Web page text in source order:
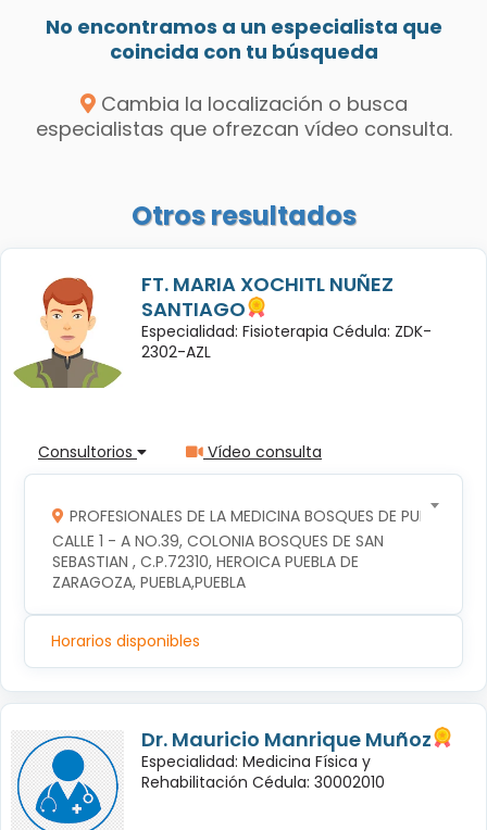
No encontramos a un especialista que
coincida con tu búsqueda
Cambia la localización o busca
especialistas que ofrezcan vídeo consulta.
Otros resultados
FT. MARIA XOCHITL NUÑEZ
SANTIAGO
Especialidad: Fisioterapia Cédula: ZDK-
2302-AZL
Consultorios Vídeo consulta
PROFESIONALES DE LA MEDICINA BOSQUES DE PUEBLA S
CALLE 1 - A NO.39, COLONIA BOSQUES DE SAN
SEBASTIAN , C.P.72310, HEROICA PUEBLA DE
ZARAGOZA, PUEBLA,PUEBLA
Horarios disponibles
Dr. Mauricio Manrique Muñoz
Especialidad: Medicina Física y
Rehabilitación Cédula: 30002010